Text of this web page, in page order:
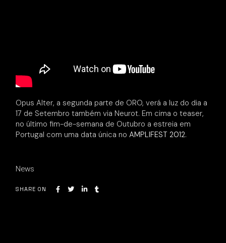
Opus Alter, a segunda parte de ORO, verá a luz do dia a
17 de Setembro também via Neurot. Em cima o teaser,
no último fim-de-semana de Outubro a estreia em
Portugal com uma data única noAMPLIFEST 2012.
News
SHARE ON